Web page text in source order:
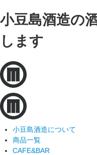
小豆島酒造の
します
小豆島酒造について
商品一覧
CAFE&BAR